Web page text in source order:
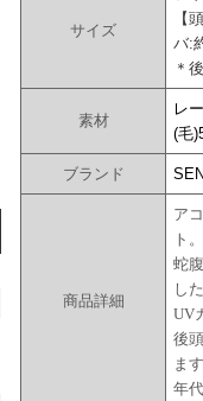
サイズ
【
バ:
＊
素材
レ
(毛
ブランド
商品詳細
ア
ト。
蛇
した
UV
後
ます
年